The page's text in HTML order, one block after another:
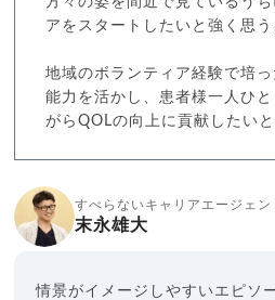
アをスタートしたいと強く思う
地域のボランティア経験で培
能力を活かし、患者様一人ひ
がらQOLの向上に貢献したいと
すべらないキャリアエージェン
末永雄大
情景がイメージしやすいエピソ